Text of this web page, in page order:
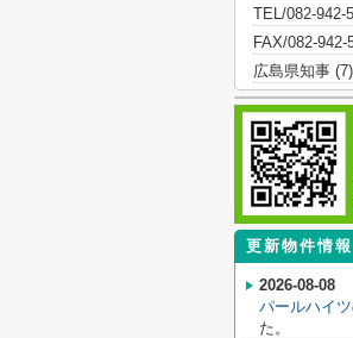
TEL/082-942-
FAX/082-942-
広島県知事
更新物件情報
2026-08-08
パールハイツ
た。